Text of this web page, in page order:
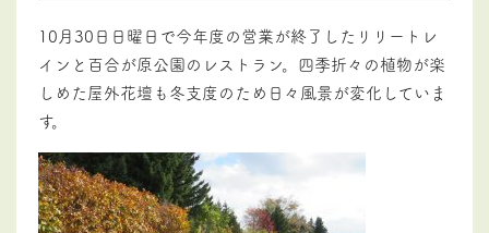
10月30日日曜日で今年度の営業が終了したリリートレ
インと百合が原公園のレストラン。四季折々の植物が楽
しめた屋外花壇も冬支度のため日々風景が変化していま
す。